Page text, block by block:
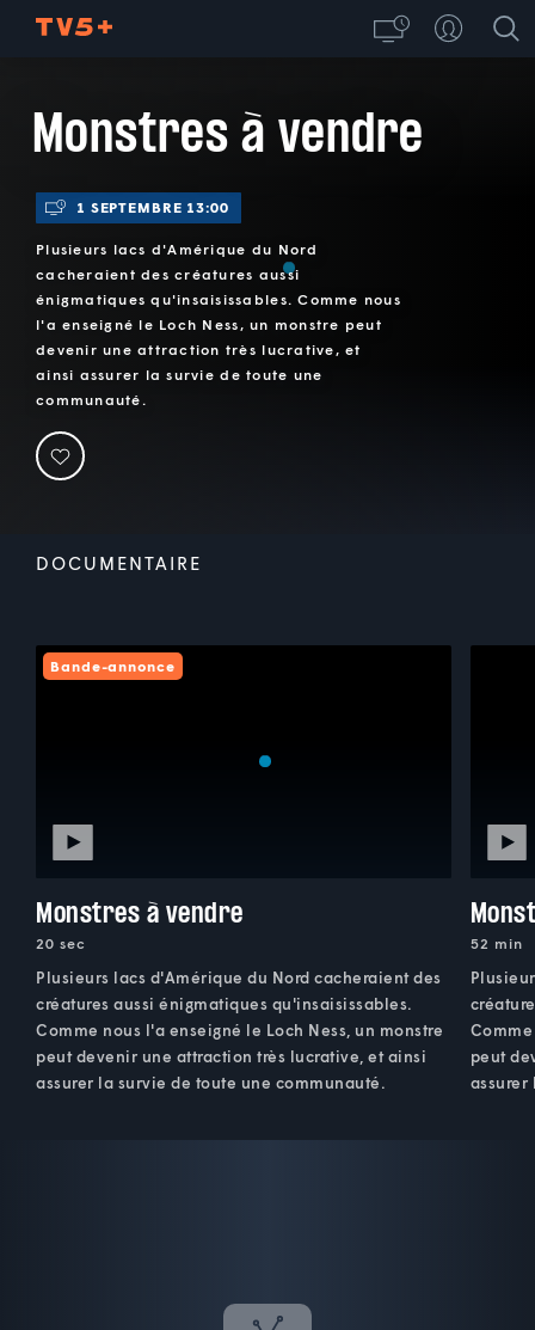
Monstres à vendre
1 SEPTEMBRE 13:00
Plusieurs lacs d'Amérique du Nord
cacheraient des créatures aussi
énigmatiques qu'insaisissables. Comme nous
l'a enseigné le Loch Ness, un monstre peut
devenir une attraction très lucrative, et
ainsi assurer la survie de toute une
communauté.
DOCUMENTAIRE
Bande-annonce
Monstres à vendre
20 sec
Plusieurs lacs d'Amérique du Nord cacheraient des
créatures aussi énigmatiques qu'insaisissables.
Comme nous l'a enseigné le Loch Ness, un monstre
peut devenir une attraction très lucrative, et ainsi
assurer la survie de toute une communauté.
52 min
peut
assurer